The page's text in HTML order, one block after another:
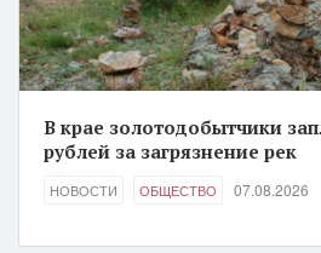
В крае золотодобытчики
рублей за загрязнение рек
НОВОСТИ ОБЩЕСТВО 07.08.2026